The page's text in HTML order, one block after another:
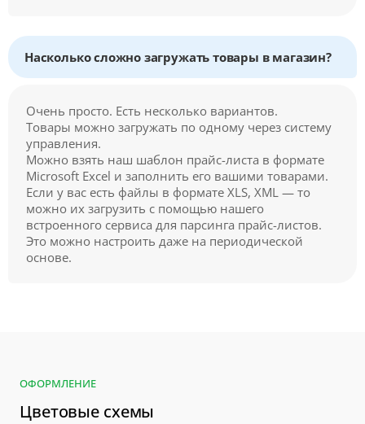
Насколько сложно загружать товары в магазин?
Очень просто. Есть несколько вариантов.
Товары можно загружать по одному через систему
управления.
Можно взять наш шаблон прайс-листа в формате
Microsoft Excel и заполнить его вашими товарами.
Если у вас есть файлы в формате XLS, XML — то
можно их загрузить с помощью нашего
встроенного сервиса для парсинга прайс-листов.
Это можно настроить даже на периодической
основе.
ОФОРМЛЕНИЕ
Цветовые схемы